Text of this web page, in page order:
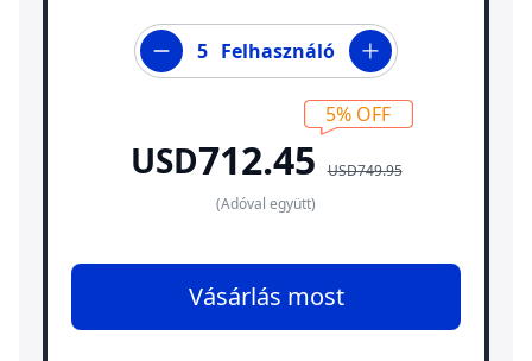
Felhasználó
USD712.45
5% OFF
USD749.95
(Adóval együtt)
Vásárlás most